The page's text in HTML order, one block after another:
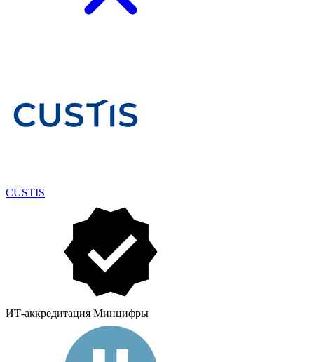
CUSTIS
ИТ-аккредитация Минцифры